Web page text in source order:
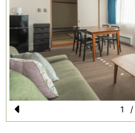
Pr
1 /